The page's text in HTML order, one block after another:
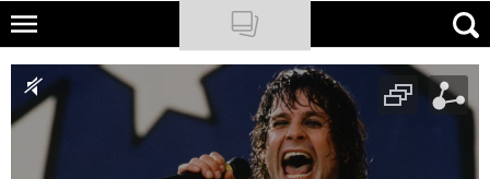
Skip
main
content
NATIONAL GEOGRAPHIC
TRAVELER
PODCASTY